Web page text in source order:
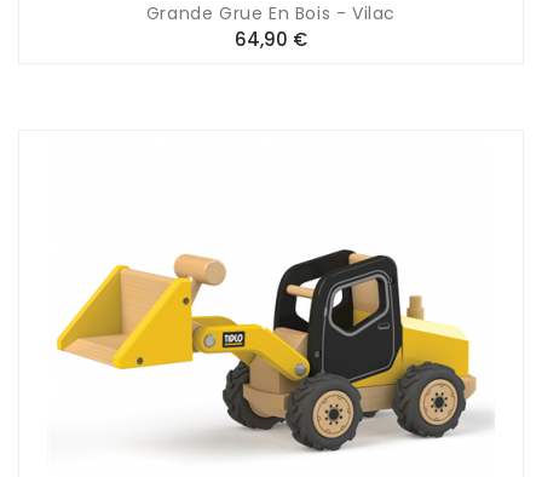
Grande Grue En Bois - Vilac
64,90 €Prix